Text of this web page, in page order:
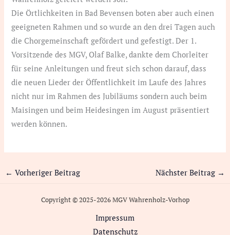
Die Örtlichkeiten in Bad Bevensen boten aber auch einen
geeigneten Rahmen und so wurde an den drei Tagen auch
die Chorgemeinschaft gefördert und gefestigt. Der 1.
Vorsitzende des MGV, Olaf Balke, dankte dem Chorleiter
für seine Anleitungen und freut sich schon darauf, dass
die neuen Lieder der Öffentlichkeit im Laufe des Jahres
nicht nur im Rahmen des Jubiläums sondern auch beim
Maisingen und beim Heidesingen im August präsentiert
werden können.
← Vorheriger Beitrag Nächster Beitrag →
Copyright © 2025-2026 MGV Wahrenholz-Vorhop
Impressum
Datenschutz